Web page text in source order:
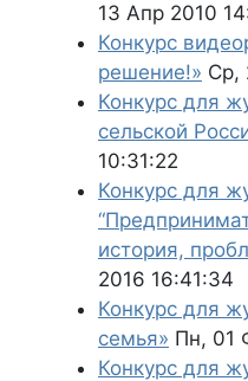
13 Апр 2010
Конкурс
решение!» Ср,
Конкурс для
сельской
10:31:22
Конкурс для
история,
2016 16:41:34
Конкурс для
семья» Пн, 01
Конкурс для